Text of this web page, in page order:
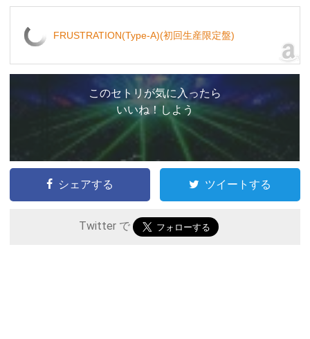
FRUSTRATION(Type-A)(初回生産限定盤)
このセトリが気に入ったら
いいね！しよう
シェアする ツイートする
Twitter で